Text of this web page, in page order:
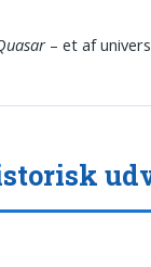
– et af